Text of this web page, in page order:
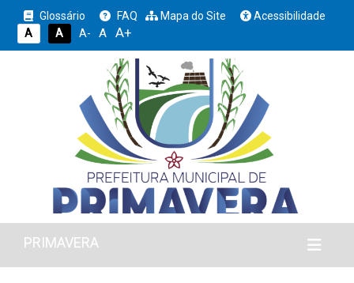
Glossário FAQ Mapa do Site
Acessibilidade
A
A A- A A+
PRIMAVERA